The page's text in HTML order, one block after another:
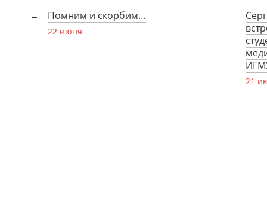
Помним и скорбим…
22 июня
21